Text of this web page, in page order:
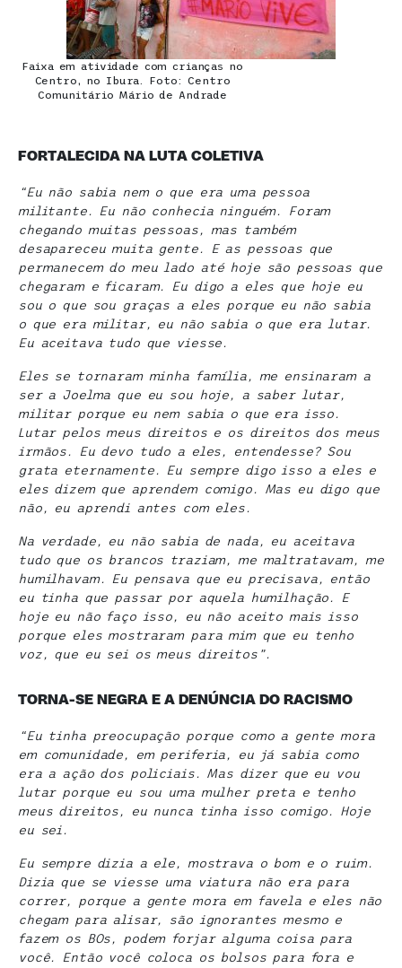
Faixa em atividade com crianças no
Centro, no Ibura. Foto: Centro
Comunitário Mário de Andrade
FORTALECIDA NA LUTA COLETIVA
“Eu não sabia nem o que era uma pessoa
militante. Eu não conhecia ninguém. Foram
chegando muitas pessoas, mas também
desapareceu muita gente. E as pessoas que
permanecem do meu lado até hoje são pessoas que
chegaram e ficaram. Eu digo a eles que hoje eu
sou o que sou graças a eles porque eu não sabia
o que era militar, eu não sabia o que era lutar.
Eu aceitava tudo que viesse.
Eles se tornaram minha família, me ensinaram a
ser a Joelma que eu sou hoje, a saber lutar,
militar porque eu nem sabia o que era isso.
Lutar pelos meus direitos e os direitos dos meus
irmãos. Eu devo tudo a eles, entendesse? Sou
grata eternamente. Eu sempre digo isso a eles e
eles dizem que aprendem comigo. Mas eu digo que
não, eu aprendi antes com eles.
Na verdade, eu não sabia de nada, eu aceitava
tudo que os brancos traziam, me maltratavam, me
humilhavam. Eu pensava que eu precisava, então
eu tinha que passar por aquela humilhação. E
hoje eu não faço isso, eu não aceito mais isso
porque eles mostraram para mim que eu tenho
voz, que eu sei os meus direitos”.
TORNA-SE NEGRA E A DENÚNCIA DO RACISMO
“Eu tinha preocupação porque como a gente mora
em comunidade, em periferia, eu já sabia como
era a ação dos policiais. Mas dizer que eu vou
lutar porque eu sou uma mulher preta e tenho
meus direitos, eu nunca tinha isso comigo. Hoje
eu sei.
Eu sempre dizia a ele, mostrava o bom e o ruim.
Dizia que se viesse uma viatura não era para
correr, porque a gente mora em favela e eles não
chegam para alisar, são ignorantes mesmo e
fazem os BOs, podem forjar alguma coisa para
você. Então você coloca os bolsos para fora e